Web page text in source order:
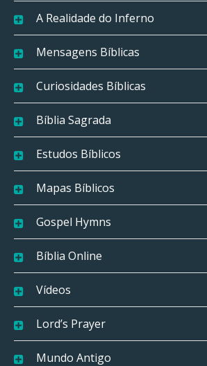
A Realidade do Inferno
Mensagens Bíblicas
Curiosidades Bíblicas
Bíblia Sagrada
Estudos Bíblicos
Mapas Bíblicos
Gospel Hymns
Bíblia Online
Vídeos
Lord’s Prayer
Mundo Antigo